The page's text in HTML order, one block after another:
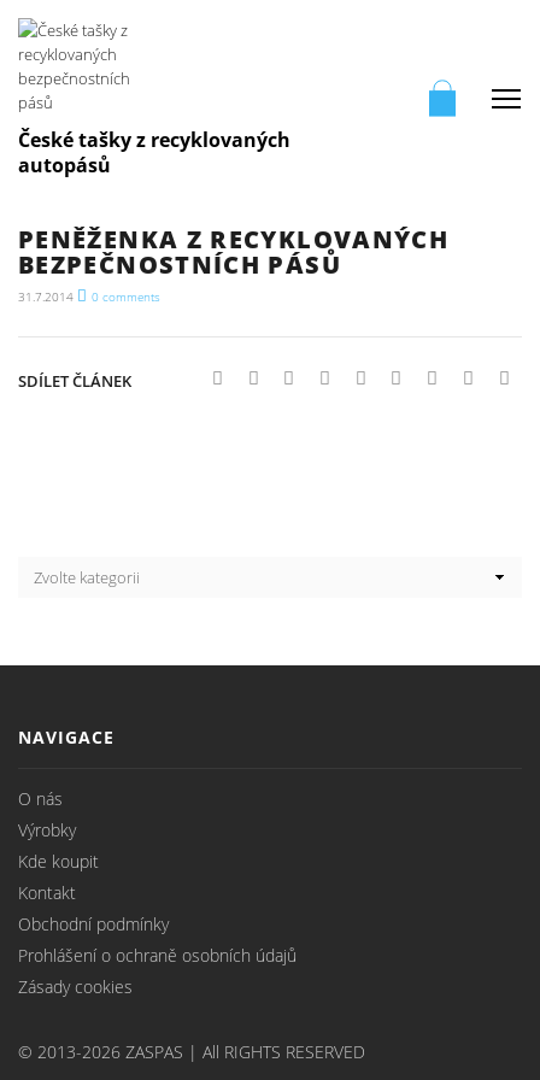
České tašky z recyklovaných
autopásů
PENĚŽENKA Z RECYKLOVANÝCH
BEZPEČNOSTNÍCH PÁSŮ
31.7.2014 0 comments
SDÍLET ČLÁNEK
NAVIGACE
O nás
Výrobky
Kde koupit
Kontakt
Obchodní podmínky
Prohlášení o ochraně osobních údajů
Zásady cookies
© 2013-2026 ZASPAS | All RIGHTS RESERVED